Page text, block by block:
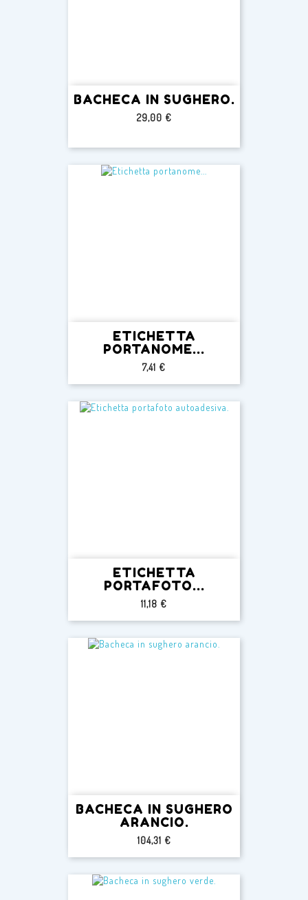
BACHECA IN SUGHERO.
Prezzo
29,00 €
ETICHETTA
PORTANOME...
Prezzo
7,41 €
ETICHETTA
PORTAFOTO...
Prezzo
11,18 €
BACHECA IN SUGHERO
ARANCIO.
Prezzo
104,31 €